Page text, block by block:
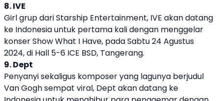
8. IVE
Girl grup dari Starship Entertainment, IVE akan datang
ke Indonesia untuk pertama kali dengan menggelar
konser Show What I Have, pada Sabtu 24 Agustus
2024, di Hall 5-6 ICE BSD, Tangerang.
9. Dept
Penyanyi sekaligus komposer yang lagunya berjudul
Van Gogh sempat viral, Dept akan datang ke